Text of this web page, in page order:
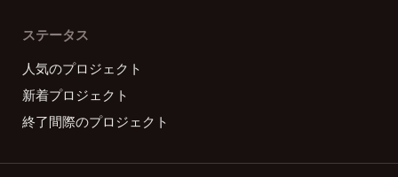
ステータス
人気のプロジェクト
新着プロジェクト
終了間際のプロジェクト